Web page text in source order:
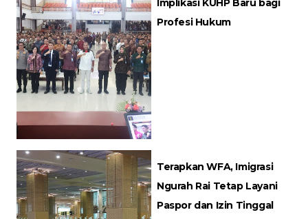
Implikasi KUHP Baru bagi
Profesi Hukum
Terapkan WFA, Imigrasi
Ngurah Rai Tetap Layani
Paspor dan Izin Tinggal